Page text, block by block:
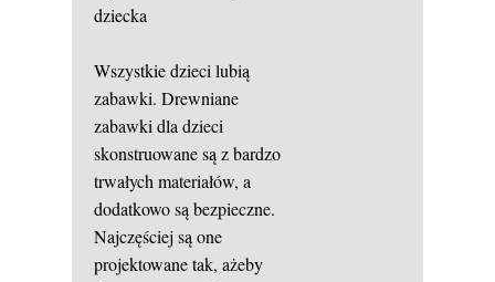
dziecka
Wszystkie dzieci lubią
zabawki. Drewniane
zabawki dla dzieci
skonstruowane są z bardzo
trwałych materiałów, a
dodatkowo są bezpieczne.
Najczęściej są one
projektowane tak, ażeby